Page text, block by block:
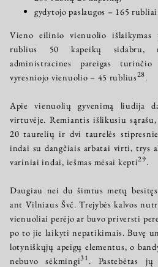
gydytojo paslaugos – 165
Vieno eilinio vienuolio išlaikymas
rublius 50 kapeikų sidabru,
administracines pareigas
vyresniojo vienuolio – 45 rublius28.
Apie vienuolių gyvenimą liudija
virtuvėje. Remiantis išlikusiu
20 taurelių ir dvi taurelės
indai su dangčiais arbatai virti, trys
variniai indai, iešmas mėsai kepti29.
Daugiau nei du šimtus metų
ant Vilniaus Švč. Trejybės kalvos
vienuoliai perėjo ar buvo priversti
po to jie laikyti nepatikimais. Buvę
lotyniškųjų apeigų elementus, o
nebuvo sėkmingi31. Pastebėtas jų